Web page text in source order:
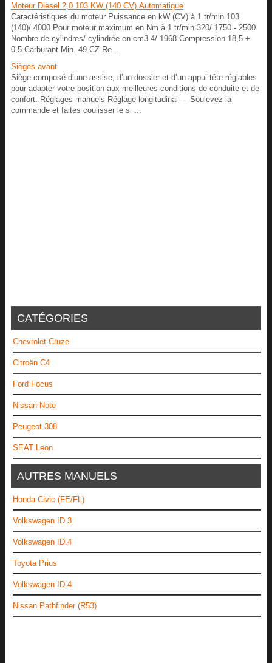
Moteur Diesel 2,0 103 KW (140 CV).Automatique
Caractéristiques du moteur Puissance en kW (CV) à 1 tr/min 103
(140)/ 4000 Pour moteur maximum en Nm à 1 tr/min 320/ 1750 - 2500
Nombre de cylindres/ cylindrée en cm3 4/ 1968 Compression 18,5 +-
0,5 Carburant Min. 49 CZ Re ...
Sièges avant
Siège composé d’une assise, d’un dossier et d’un appui-tête réglables
pour adapter votre position aux meilleures conditions de conduite et de
confort. Réglages manuels Réglage longitudinal - Soulevez la
commande et faites coulisser le si ...
CATÉGORIES
Chevrolet Cruze
Citroën C4
Ford Focus
Nissan Note
Peugeot 308
SEAT Leon
AUTRES MANUELS
Honda Civic (FE/FL)
Volkswagen ID.3
Volkswagen ID.4
Toyota Prius
Volkswagen ID.4
Nissan Pathfinder (R53)